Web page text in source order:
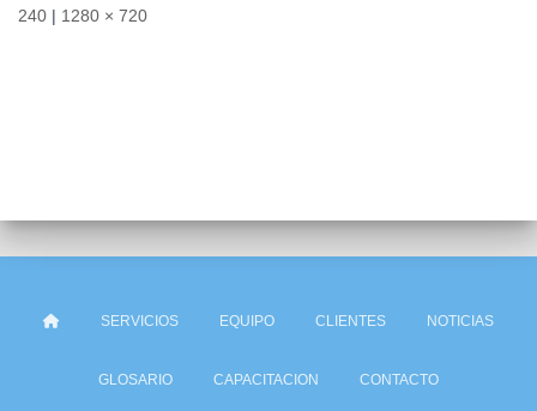
240 | 1280 × 720
SERVICIOS EQUIPO CLIENTES NOTICIAS
GLOSARIO CAPACITACION CONTACTO